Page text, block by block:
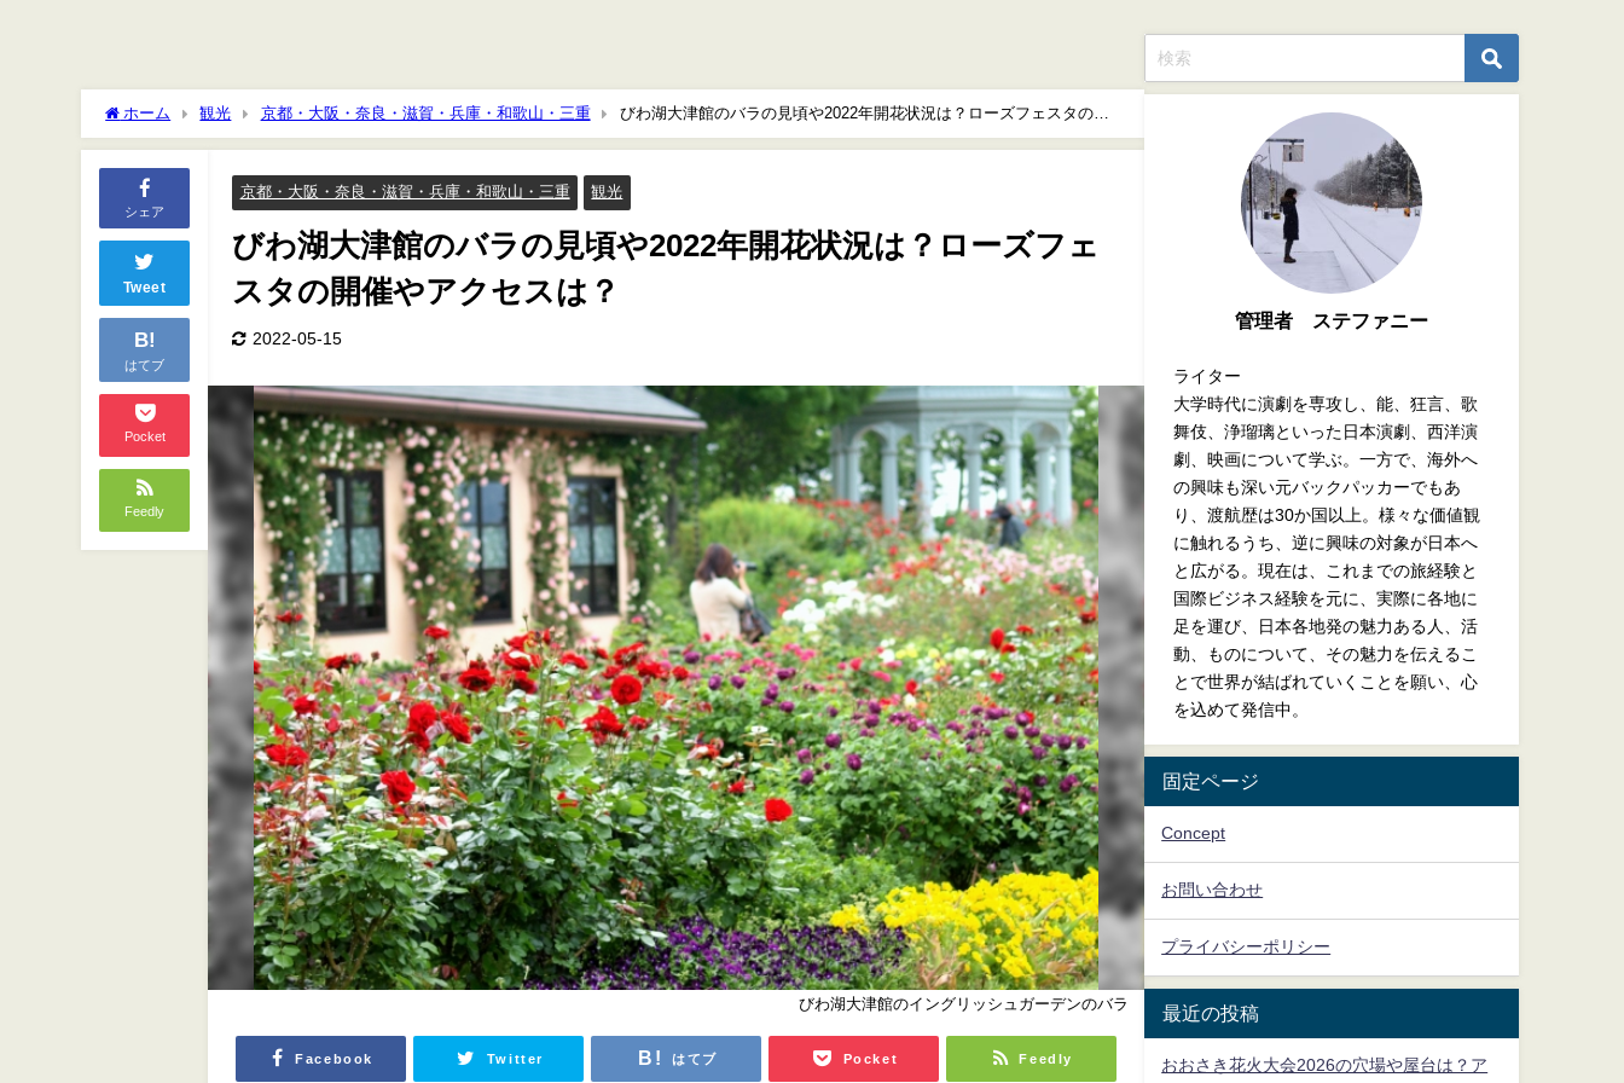
ホーム 観光 京都・大阪・奈良・滋賀・兵庫・和歌山・三重
びわ湖大津館のバラの見頃や2022年開花状況は？ローズフェスタの開
催やアクセスは？
シェア
Tweet
B!
はてブ
Pocket
Feedly
京都・大阪・奈良・滋賀・兵庫・和歌山・三重 観光
びわ湖大津館のバラの見頃や2022年開花状況は？ローズフェ
スタの開催やアクセスは？
2022-05-15
びわ湖大津館のイングリッシュガーデンのバラ
Facebook Twitter はてブ Pocket Feedly
管理者 ステファニー
ライター
大学時代に演劇を専攻し、能、狂言、歌
舞伎、浄瑠璃といった日本演劇、西洋演
劇、映画について学ぶ。一方で、海外へ
の興味も深い元バックパッカーでもあ
り、渡航歴は30か国以上。様々な価値観
に触れるうち、逆に興味の対象が日本へ
と広がる。現在は、これまでの旅経験と
国際ビジネス経験を元に、実際に各地に
足を運び、日本各地発の魅力ある人、活
動、ものについて、その魅力を伝えるこ
とで世界が結ばれていくことを願い、心
を込めて発信中。
固定ページ
Concept
お問い合わせ
プライバシーポリシー
最近の投稿
おおさき花火大会2026の穴場や屋台は？ア